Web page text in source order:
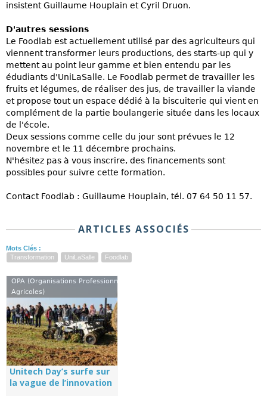
insistent Guillaume Houplain et Cyril Druon.
D'autres sessions
Le Foodlab est actuellement utilisé par des agriculteurs qui
viennent transformer leurs productions, des starts-up qui y
mettent au point leur gamme et bien entendu par les
édudiants d'UniLaSalle. Le Foodlab permet de travailler les
fruits et légumes, de réaliser des jus, de travailler la viande
et propose tout un espace dédié à la biscuiterie qui vient en
complément de la partie boulangerie située dans les locaux
de l'école.
Deux sessions comme celle du jour sont prévues le 12
novembre et le 11 décembre prochains.
N'hésitez pas à vous inscrire, des financements sont
possibles pour suivre cette formation.
Contact Foodlab : Guillaume Houplain, tél. 07 64 50 11 57.
ARTICLES ASSOCIÉS
Mots Clés :
Transformation
UniLaSalle Foodlab
OPA (Organisations Professionnelles
Agricoles)
Unitech Day’s surfe sur
la vague de l’innovation